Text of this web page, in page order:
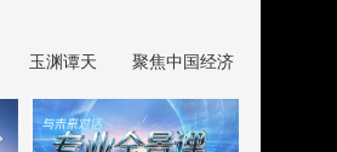
玉渊谭天 聚焦中国经济